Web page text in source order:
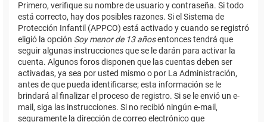
Primero, verifique su nombre de usuario y contraseña. Si todo
está correcto, hay dos posibles razones. Si el Sistema de
Protección Infantil (APPCO) está activado y cuando se registró
eligió la opción Soy menor de 13 añosentonces tendrá que
seguir algunas instrucciones que se le darán para activar la
cuenta. Algunos foros disponen que las cuentas deben ser
activadas, ya sea por usted mismo o por La Administración,
antes de que pueda identificarse; esta información se le
brindará al finalizar el proceso de registro. Si se le envió un e-
mail, siga las instrucciones. Si no recibió ningún e-mail,
seguramente la dirección de correo electrónico que